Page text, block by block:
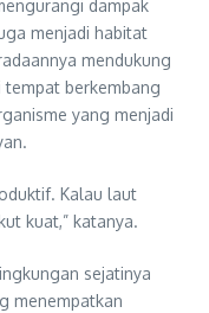
dampak
menjadi habitat
mendukung
tempat berkembang
yang menjadi
Kalau laut
kuat,” katanya.
sejatinya
menempatkan